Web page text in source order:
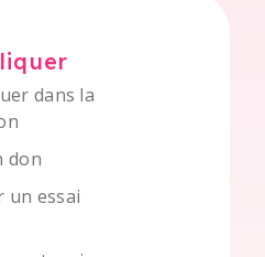
dans la
don
un essai